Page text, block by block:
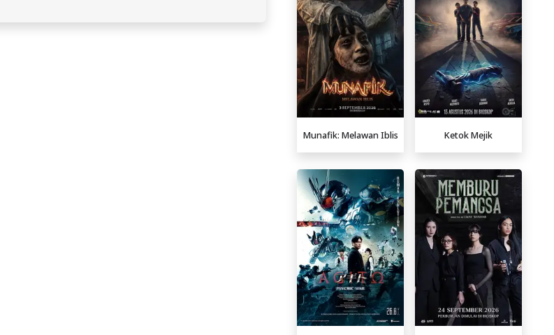
Munafik: Melawan Iblis Ketok Mejik